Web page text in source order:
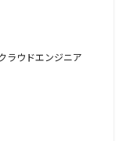
ラウドエンジニア